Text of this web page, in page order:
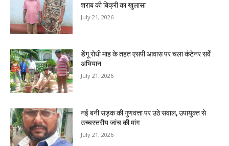
शराब की बिक्री का खुलासा
July 21, 2026
डेंगू रोधी माह के तहत एसपी आवास पर चला कंटेनर सर्वे
अभियान
July 21, 2026
नई बनी सड़क की गुणवत्ता पर उठे सवाल, उपायुक्त से
उच्चस्तरीय जांच की मांग
July 21, 2026